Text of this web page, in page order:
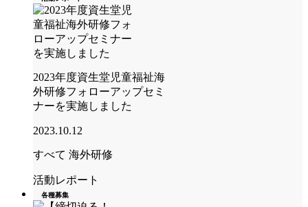
2023年度資生堂児童福祉海
外研修フォローアップセミ
ナーを実施しました
2023.10.12
すべて 海外研修
活動レポート
各種募集